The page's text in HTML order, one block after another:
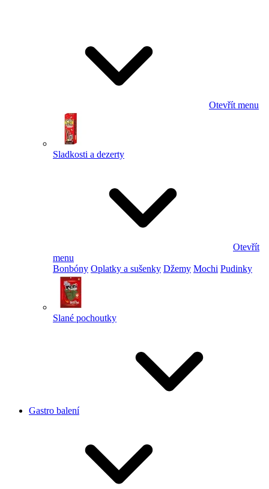
Otevřít menu
Sladkosti a dezerty
Otevřít
menu
Bonbóny Oplatky a sušenky Džemy Mochi Pudinky
Slané pochoutky
Gastro balení